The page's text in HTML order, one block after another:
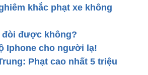
khắc phạt xe không
đòi được không?
Iphone cho người lạ!
Phạt cao nhất 5 triệu